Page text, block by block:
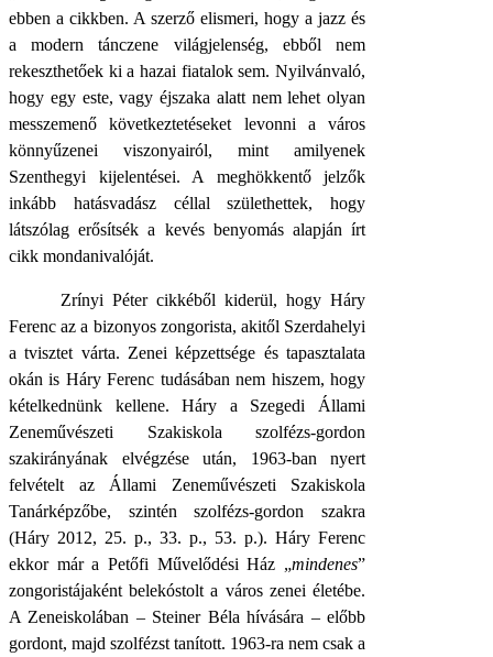
ebben a cikkben. A szerző elismeri, hogy a jazz és
a modern tánczene világjelenség, ebből nem
rekeszthetőek ki a hazai fiatalok sem. Nyilvánvaló,
hogy egy este, vagy éjszaka alatt nem lehet olyan
messzemenő következtetéseket levonni a város
könnyűzenei viszonyairól, mint amilyenek
Szenthegyi kijelentései. A meghökkentő jelzők
inkább hatásvadász céllal születhettek, hogy
látszólag erősítsék a kevés benyomás alapján írt
cikk mondanivalóját.
Zrínyi Péter cikkéből kiderül, hogy Háry
Ferenc az a bizonyos zongorista, akitől Szerdahelyi
a tvisztet várta. Zenei képzettsége és tapasztalata
okán is Háry Ferenc tudásában nem hiszem, hogy
kételkednünk kellene. Háry a Szegedi Állami
Zeneművészeti Szakiskola szolfézs-gordon
szakirányának elvégzése után, 1963-ban nyert
felvételt az Állami Zeneművészeti Szakiskola
Tanárképzőbe, szintén szolfézs-gordon szakra
(Háry 2012, 25. p., 33. p., 53. p.). Háry Ferenc
ekkor már a Petőfi Művelődési Ház „mindenes”
zongoristájaként belekóstolt a város zenei életébe.
A Zeneiskolában – Steiner Béla hívására – előbb
gordont, majd szolfézst tanított. 1963-ra nem csak a